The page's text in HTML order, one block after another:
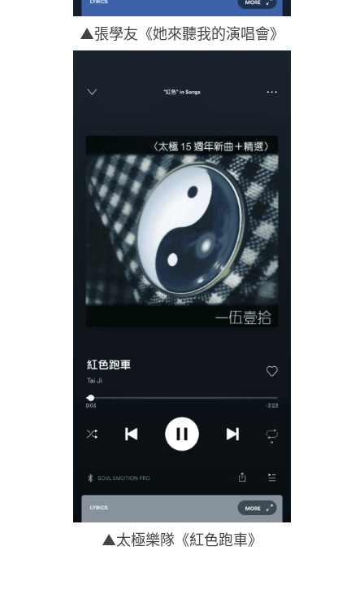
▲張學友《她來聽我的演唱會》
▲太極樂隊《紅色跑車》